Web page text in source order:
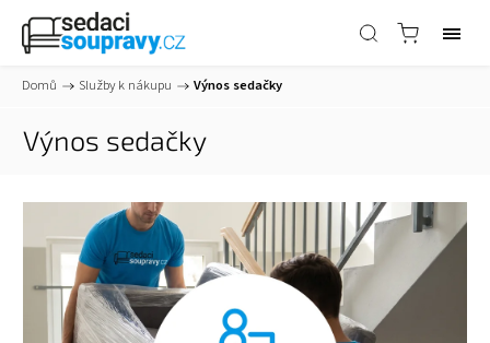
Domů / Služby k nákupu / Výnos sedačky
Výnos sedačky